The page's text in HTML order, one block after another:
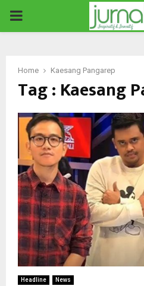
PRIMARY
Home Kaesang Pangarep
Tag : Kaesang
Headline News